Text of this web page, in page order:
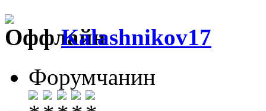
Kalashnikov17
Форумчанин